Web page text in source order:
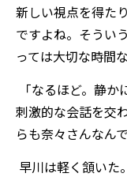
新しい視点を得た
ですよね。そうい
っては大切な時間
「なるほど。静
刺激的な会話を交
らも奈々さんなん
早川は軽く頷いた。